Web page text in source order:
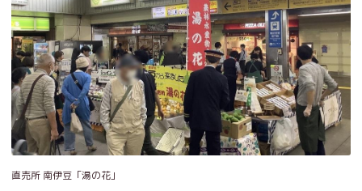
直売所 南伊豆「湯の花」